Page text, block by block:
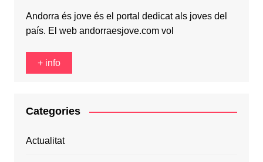
Andorra és jove és el portal dedicat als joves del
país. El web andorraesjove.com vol
+ info
Categories
Actualitat